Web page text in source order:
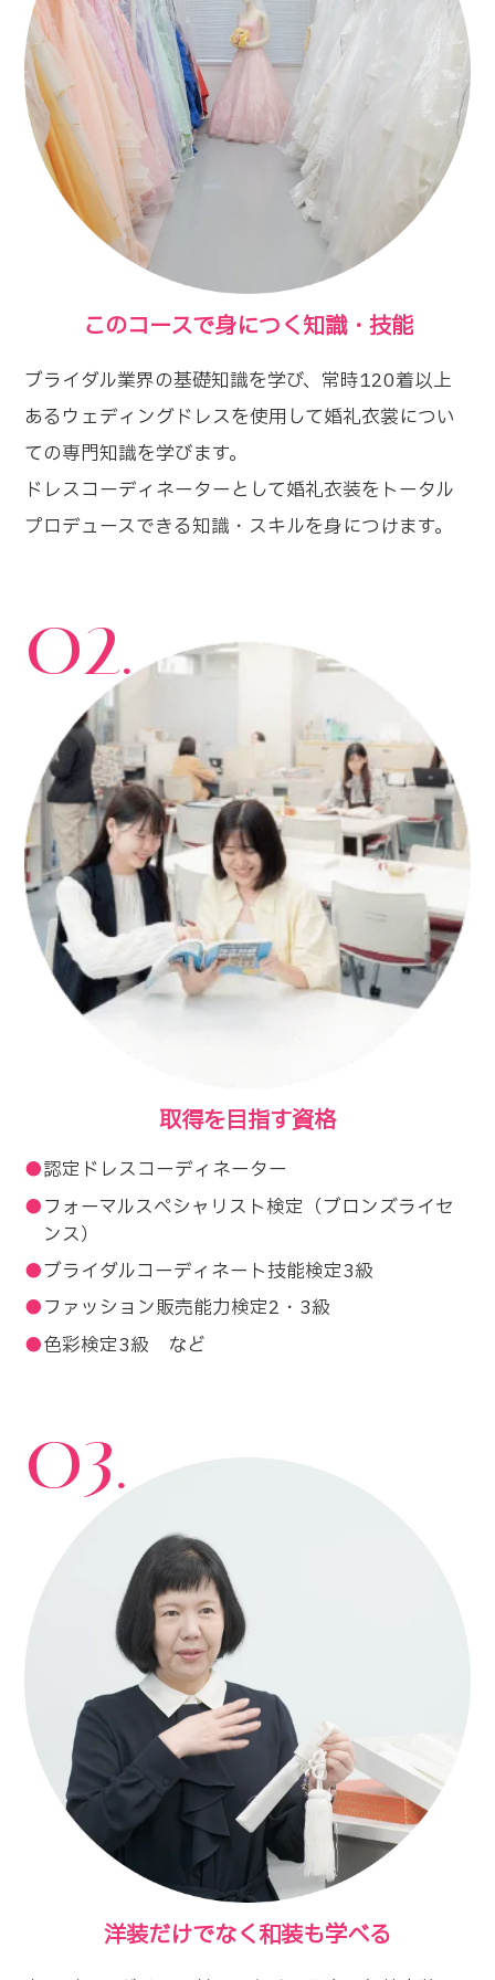
このコースで身につく知識・技能
ブライダル業界の基礎知識を学び、常時120着以上
あるウェディングドレスを使用して婚礼衣裳につい
ての専門知識を学びます。
ドレスコーディネーターとして婚礼衣装をトータル
プロデュースできる知識・スキルを身につけます。
02.
取得を目指す資格
認定ドレスコーディネーター
フォーマルスペシャリスト検定（ブロンズライセ
ンス）
ブライダルコーディネート技能検定3級
ファッション販売能力検定2・3級
色彩検定3級 など
03.
洋装だけでなく和装も学べる